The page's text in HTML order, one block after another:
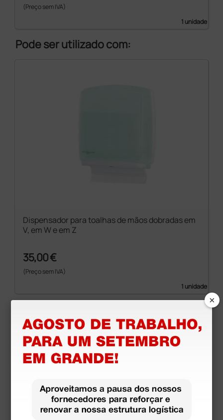
(Preço sem IVA)
1 unidade
Pode ser utilizado com:
Dispensador para toalhas de mãos dobradas em
V, em W e em Z
35,00 €
(Preço sem IVA)
1 unidade
×